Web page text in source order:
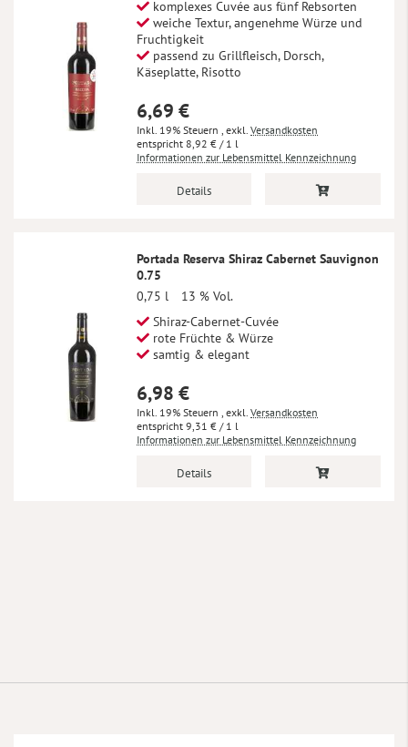
komplexes Cuvée aus fünf Rebsorten
weiche Textur, angenehme Würze und
Fruchtigkeit
passend zu Grillfleisch, Dorsch,
Käseplatte, Risotto
6,69 €
Inkl. 19% Steuern , exkl. Versandkosten
8,92 € / 1 l
Informationen zur Lebensmittel Kennzeichnung
Details
Portada Reserva Shiraz Cabernet Sauvignon
0.75
0,75 l
13 % Vol.
Shiraz-Cabernet-Cuvée
rote Früchte & Würze
samtig & elegant
6,98 €
Inkl. 19% Steuern , exkl. Versandkosten
9,31 € / 1 l
Informationen zur Lebensmittel Kennzeichnung
Details